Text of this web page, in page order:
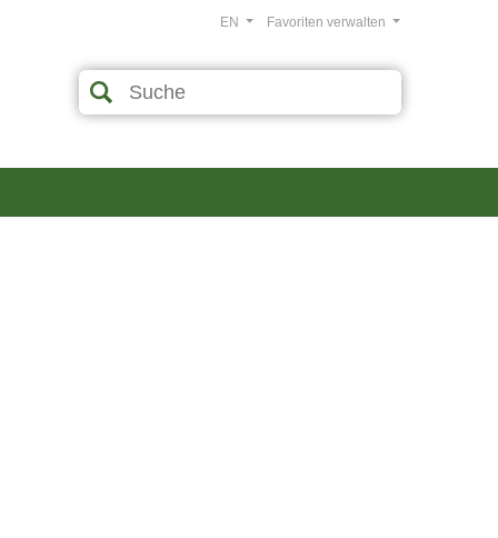
Favoriten verwalten
EN